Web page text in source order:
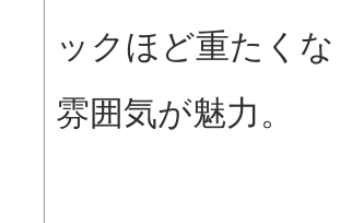
ックほど重たく
雰囲気が魅力。